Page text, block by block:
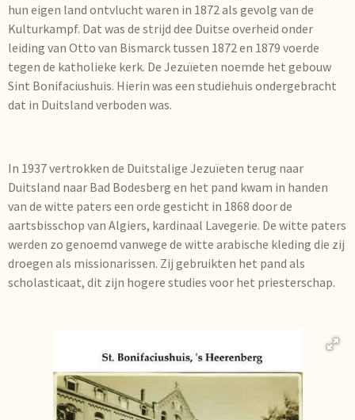
hun eigen land ontvlucht waren in 1872 als gevolg van de
Kulturkampf. Dat was de strijd dee Duitse overheid onder
leiding van Otto van Bismarck tussen 1872 en 1879 voerde
tegen de katholieke kerk. De Jezuïeten noemde het gebouw
Sint Bonifaciushuis. Hierin was een studiehuis ondergebracht
dat in Duitsland verboden was.
In 1937 vertrokken de Duitstalige Jezuïeten terug naar
Duitsland naar Bad Bodesberg en het pand kwam in handen
van de witte paters een orde gesticht in 1868 door de
aartsbisschop van Algiers, kardinaal Lavegerie. De witte paters
werden zo genoemd vanwege de witte arabische kleding die zij
droegen als missionarissen. Zij gebruikten het pand als
scholasticaat, dit zijn hogere studies voor het priesterschap.